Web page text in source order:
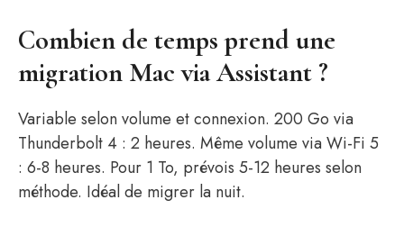
Combien de temps prend une
migration Mac via Assistant ?
Variable selon volume et connexion. 200 Go via
Thunderbolt 4 : 2 heures. Même volume via Wi-Fi 5
: 6-8 heures. Pour 1 To, prévois 5-12 heures selon
méthode. Idéal de migrer la nuit.